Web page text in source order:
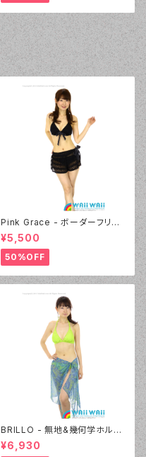
Pink Grace - ボーダーフリル
レース 3点セット（4814 - 05:
ブラック）
¥5,500
50%OFF
BRILLO - 無地&幾何学ホルタ
ー 2Wayパレオセット（3313 -
60:グリーン）
¥6,930